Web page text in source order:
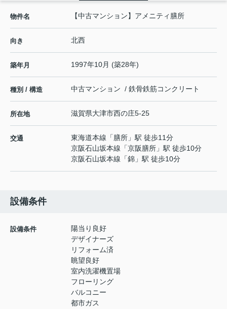
物件名 【中古マンション】アメニティ膳所
向き 北西
築年月 1997年10月 (築28年)
種別 / 構造 中古マンション / 鉄骨鉄筋コンクリート
所在地 滋賀県大津市西の庄5-25
交通 東海道本線 「膳所 」駅 徒歩11分
京阪石山坂本線 「京阪膳所 」駅 徒歩10分
京阪石山坂本線 「錦 」駅 徒歩10分
設備条件
設備条件
陽当り良好
デザイナーズ
リフォーム済
眺望良好
室内洗濯機置場
フローリング
バルコニー
都市ガス